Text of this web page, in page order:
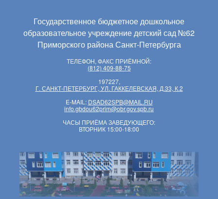
Государственное бюджетное дошкольное
образовательное учреждение детский сад №62
Приморского района Санкт-Петербурга
ТЕЛЕФОН, ФАКС ПРИЁМНОЙ:
(812) 409-88-75
197227,
Г. САНКТ-ПЕТЕРБУРГ, УЛ. ГАККЕЛЕВСКАЯ, Д.33, К.2
E-MAIL: DSAD62SPB@MAIL.RU
info.gbdou62prim@obr.gov.spb.ru
ЧАСЫ ПРИЁМА ЗАВЕДУЮЩЕГО:
ВТОРНИК 15:00-18:00